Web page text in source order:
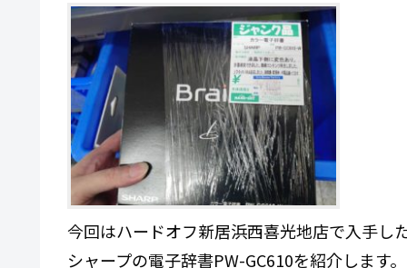
今回はハードオフ新居浜西喜光地店で入手し
シャープの電子辞書PW-GC610を紹介します。